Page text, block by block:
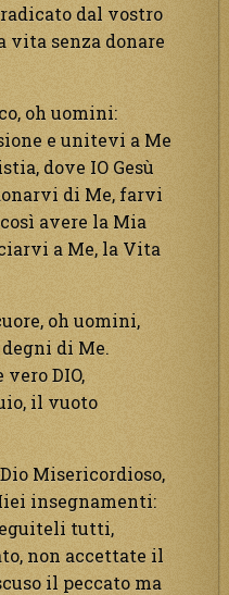
dal vostro
vita senza donare
oh uomini:
e unitevi a Me
dove IO Gesù
di Me, farvi
avere la Mia
a Me, la Vita
oh uomini,
di Me.
DIO,
il vuoto
Misericordioso,
insegnamenti:
tutti,
non accettate il
il peccato ma